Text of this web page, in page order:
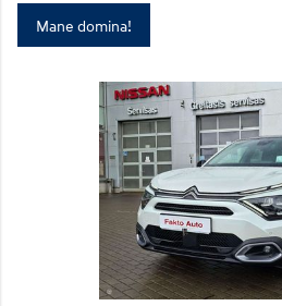
Mane domina!